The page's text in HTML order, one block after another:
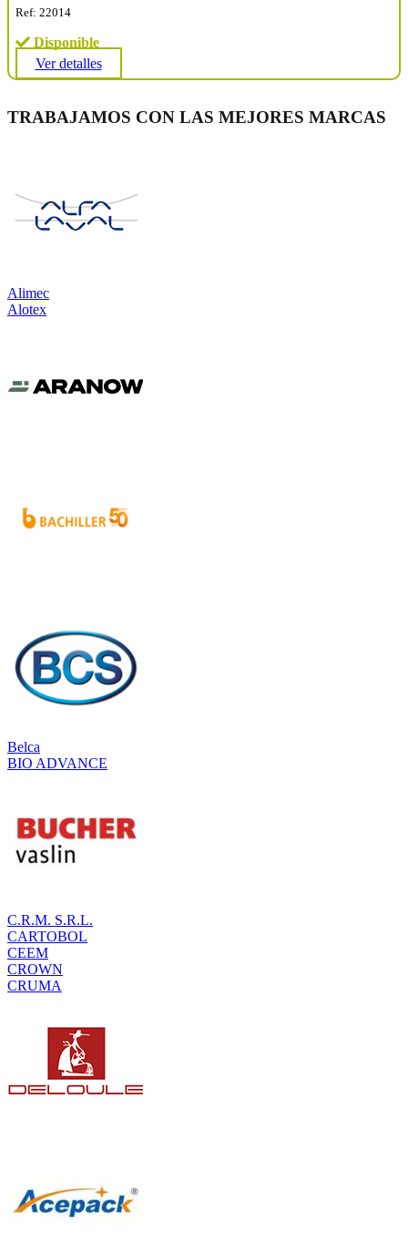
Ref: 22014
Disponible
Ver detalles
TRABAJAMOS CON LAS MEJORES MARCAS
Alimec
Alotex
Belca
BIO ADVANCE
C.R.M. S.R.L.
CARTOBOL
CEEM
CROWN
CRUMA